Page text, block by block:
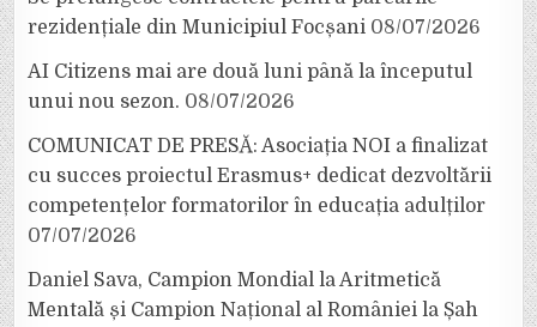
rezidențiale din Municipiul Focșani 08/07/2026
AI Citizens mai are două luni până la începutul
unui nou sezon. 08/07/2026
COMUNICAT DE PRESĂ: Asociația NOI a finalizat
cu succes proiectul Erasmus+ dedicat dezvoltării
competențelor formatorilor în educația adulților
07/07/2026
Daniel Sava, Campion Mondial la Aritmetică
Mentală și Campion Național al României la Șah